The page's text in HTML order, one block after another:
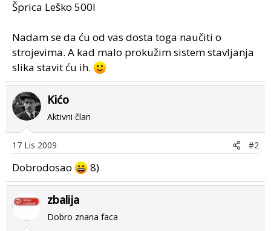
Šprica Leško 500l
Nadam se da ću od vas dosta toga naučiti o
strojevima. A kad malo prokužim sistem stavljanja
slika stavit ću ih.
Kićo
Aktivni član
17 Lis 2009 #2
Dobrodosao 8)
zbalija
Dobro znana faca